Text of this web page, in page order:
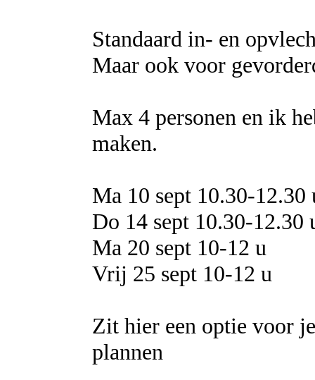
Standaard in- en
Maar ook voor
Max 4 personen en ik
maken.
Ma 10 sept 10.30-12.30
Do 14 sept 10.30-12.30
Ma 20 sept 10-12 u
Vrij 25 sept 10-12 u
Zit hier een optie voor
plannen